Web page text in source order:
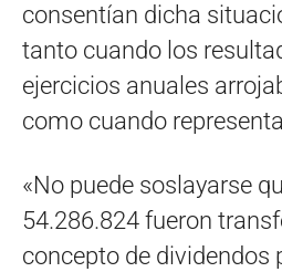
consentían dicha
tanto cuando los
ejercicios anuales
como cuando
«No puede soslayarse
54.286.824 fueron
concepto de dividendos